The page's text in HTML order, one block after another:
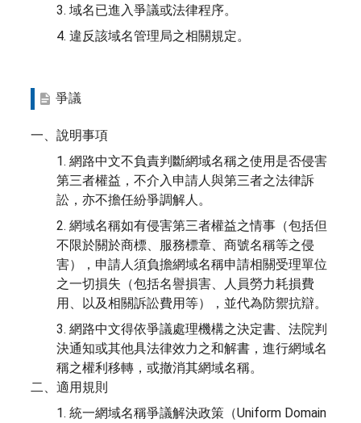
3. 域名已進入爭議或法律程序。
4. 違反該域名管理局之相關規定。
爭議
一、說明事項
1. 網路中文不負責判斷網域名稱之使用是否侵害
第三者權益，不介入申請人與第三者之法律訴
訟，亦不擔任紛爭調解人。
2. 網域名稱如有侵害第三者權益之情事（包括但
不限於關於商標、服務標章、商號名稱等之侵
害），申請人須負擔網域名稱申請相關受理單位
之一切損失（包括名譽損害、人員勞力耗損費
用、以及相關訴訟費用等），並代為防禦抗辯。
3. 網路中文得依爭議處理機構之決定書、法院判
決通知或其他具法律效力之和解書，進行網域名
稱之權利移轉，或撤消其網域名稱。
二、適用規則
1. 統一網域名稱爭議解決政策（Uniform Domain